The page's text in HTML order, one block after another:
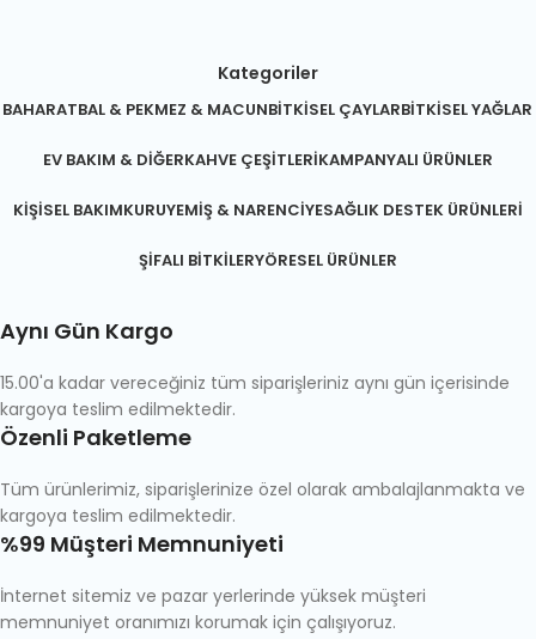
Kategoriler
BAHARATBAL & PEKMEZ & MACUNBITKISEL ÇAYLARBITKISEL YAĞLAR
EV BAKIM & DIĞERKAHVE ÇEŞITLERIKAMPANYALI ÜRÜNLER
KIŞISEL BAKIMKURUYEMIŞ & NARENCIYESAĞLIK DESTEK ÜRÜNLERI
ŞIFALI BITKILERYÖRESEL ÜRÜNLER
Aynı Gün Kargo
15.00'a kadar vereceğiniz tüm siparişleriniz aynı gün içerisinde
kargoya teslim edilmektedir.
Özenli Paketleme
Tüm ürünlerimiz, siparişlerinize özel olarak ambalajlanmakta ve
kargoya teslim edilmektedir.
%99 Müşteri Memnuniyeti
İnternet sitemiz ve pazar yerlerinde yüksek müşteri
memnuniyet oranımızı korumak için çalışıyoruz.